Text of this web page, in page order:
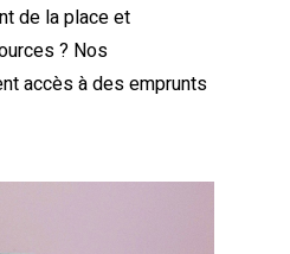
de la place et
? Nos
accès à des emprunts